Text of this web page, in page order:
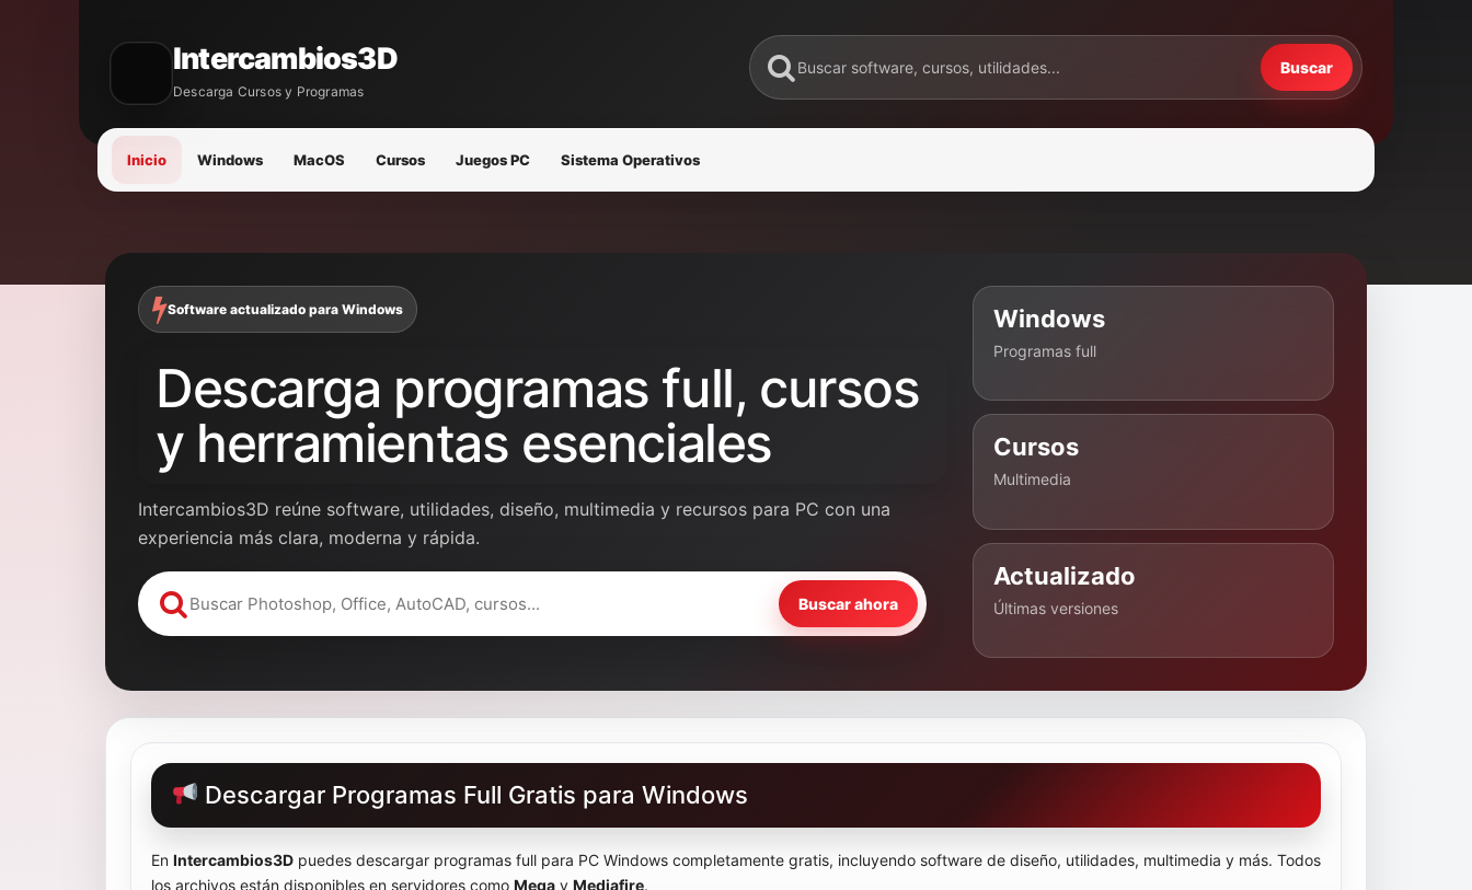
Intercambios3D
Descarga Cursos y Programas
Buscar
Inicio Windows MacOS Cursos Juegos PC Sistema Operativos
Software actualizado para Windows
Descarga programas full, cursos
y herramientas esenciales
Intercambios3D reúne software, utilidades, diseño, multimedia y recursos para PC con una
experiencia más clara, moderna y rápida.
Buscar ahora
Windows
Programas full
Cursos
Multimedia
Actualizado
Últimas versiones
Descargar Programas Full Gratis para Windows
En Intercambios3D puedes descargar programas full para PC Windows completamente gratis, incluyendo software de diseño, utilidades, multimedia y más. Todos
los archivos están disponibles en servidores como Mega y Mediafire.